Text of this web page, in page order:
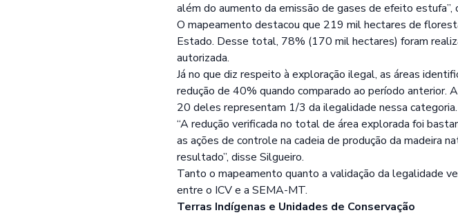
além do aumento da emissão de gases de efeito estufa”,
O mapeamento destacou que 219 mil hectares de
Estado. Desse total, 78% (170 mil hectares) foram
autorizada.
Já no que diz respeito à exploração ilegal, as áreas
redução de 40% quando comparado ao período anterior.
20 deles representam 1/3 da ilegalidade nessa categoria.
“A redução verificada no total de área explorada foi
as ações de controle na cadeia de produção da madeira
resultado”, disse Silgueiro.
Tanto o mapeamento quanto a validação da legalidade
entre o ICV e a SEMA-MT.
Terras Indígenas e Unidades de Conservação